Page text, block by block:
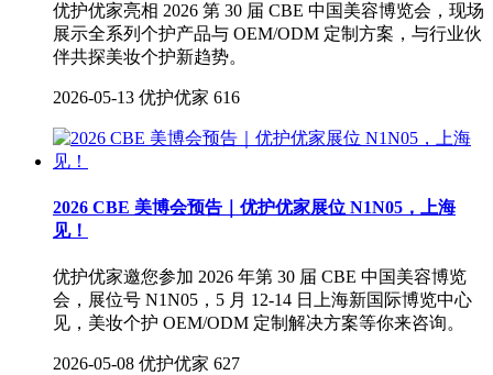
优护优家亮相 2026 第 30 届 CBE 中国美容博览会，现场
展示全系列个护产品与 OEM/ODM 定制方案，与行业伙
伴共探美妆个护新趋势。
2026-05-13 优护优家 616
2026 CBE 美博会预告｜优护优家展位 N1N05，上海
见！
优护优家邀您参加 2026 年第 30 届 CBE 中国美容博览
会，展位号 N1N05，5 月 12-14 日上海新国际博览中心
见，美妆个护 OEM/ODM 定制解决方案等你来咨询。
2026-05-08 优护优家 627